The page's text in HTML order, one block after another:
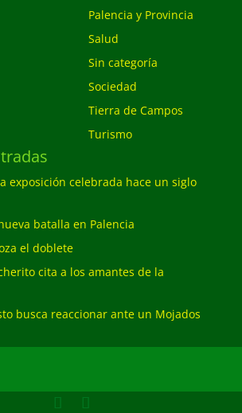
Palencia y Provincia
Salud
Sin categoría
Sociedad
Tierra de Campos
Turismo
exposición celebrada hace un siglo
batalla en Palencia
el doblete
cita a los amantes de la
busca reaccionar ante un Mojados